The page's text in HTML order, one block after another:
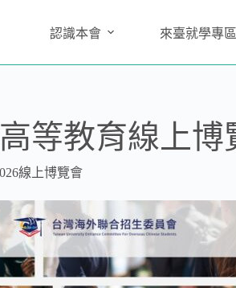
認識本會 來臺就學專區
等教育線上博
線上博覽會